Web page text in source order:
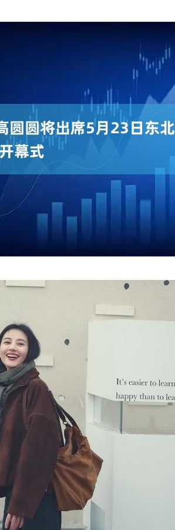
深证成指 14319.33